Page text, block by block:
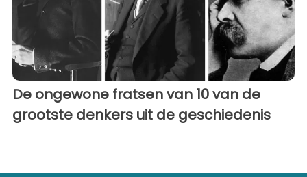
De ongewone fratsen van 10 van de
grootste denkers uit de geschiedenis